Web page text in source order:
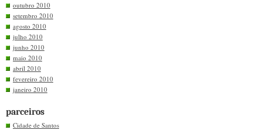
outubro 2010
setembro 2010
agosto 2010
julho 2010
junho 2010
maio 2010
abril 2010
fevereiro 2010
janeiro 2010
parceiros
Cidade de Santos